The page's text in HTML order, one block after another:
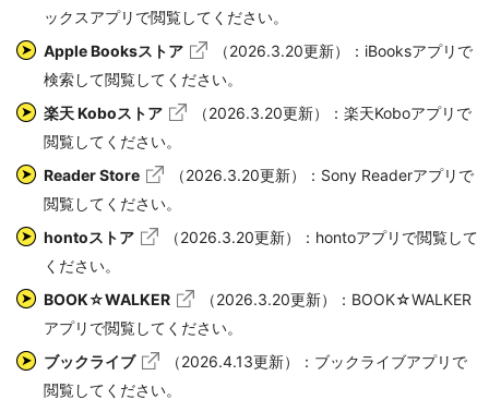
ックスアプリで閲覧してください。
Apple Booksストア
（2026.3.20更新）：iBooksアプリで
検索して閲覧してください。
楽天 Koboストア
（2026.3.20更新）：楽天Koboアプリで
閲覧してください。
Reader Store
（2026.3.20更新）：Sony Readerアプリで
閲覧してください。
hontoストア
（2026.3.20更新）：hontoアプリで閲覧して
ください。
BOOK☆WALKER
（2026.3.20更新）：BOOK☆WALKER
アプリで閲覧してください。
ブックライブ
（2026.4.13更新）：ブックライブアプリで
閲覧してください。